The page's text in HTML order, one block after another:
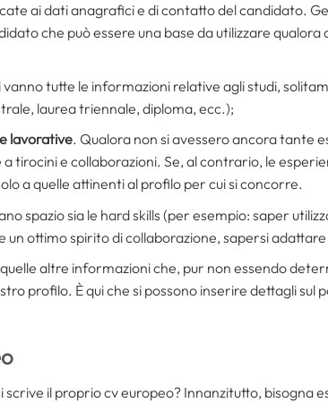
ai dati anagrafici e di contatto del candidato.
che può essere una base da utilizzare qualora
vanno tutte le informazioni relative agli studi,
laurea triennale, diploma, ecc.);
lavorative. Qualora non si avessero ancora tante
tirocini e collaborazioni. Se, al contrario, le
a quelle attinenti al profilo per cui si concorre.
spazio sia le hard skills (per esempio: saper
un ottimo spirito di collaborazione, sapersi
altre informazioni che, pur non essendo
profilo. È qui che si possono inserire dettagli sul
il proprio cv europeo? Innanzitutto, bisogna